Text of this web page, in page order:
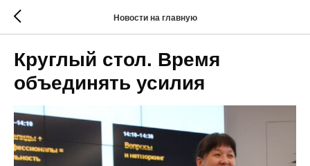
Новости на главную
Круглый стол. Время
объединять усилия